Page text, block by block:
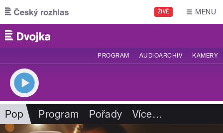
Přejít k hlavnímu obsahu
ŽIVĚ MENU
PROGRAM AUDIOARCHIV KAMERY
Pop Program Pořady Více…